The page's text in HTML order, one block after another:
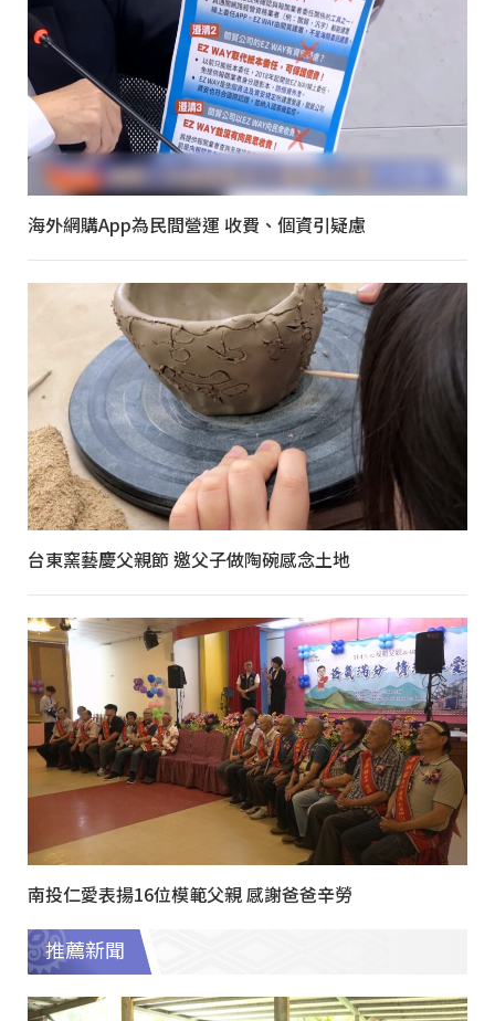
海外網購App為民間營運 收費、個資引疑慮
台東窯藝慶父親節 邀父子做陶碗感念土地
南投仁愛表揚16位模範父親 感謝爸爸辛勞
推薦新聞